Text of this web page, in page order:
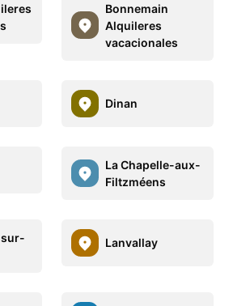
Bonnemain
Alquileres
vacacionales
Dinan
La Chapelle-aux-
Filtzméens
Lanvallay